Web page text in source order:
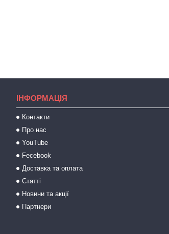
ІНФОРМАЦІЯ
Контакти
Про нас
YouTube
Fecebook
Доставка та оплата
Статті
Новини та акції
Партнери